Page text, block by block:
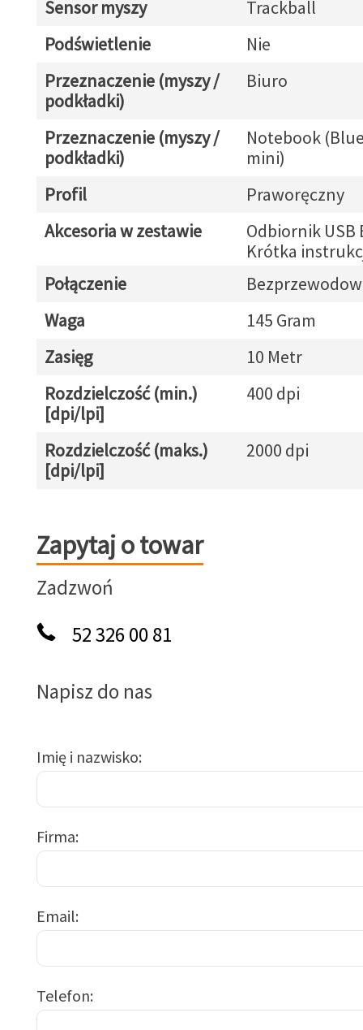
Sensor myszy
Trackball
Podświetlenie
Nie
Przeznaczenie (myszy /
podkładki)
Biuro
Przeznaczenie (myszy /
podkładki)
Notebook
mini)
Profil
Praworęczny
Akcesoria w zestawie
Odbiornik USB
Krótka
Połączenie
Waga
145 Gram
Zasięg
10 Metr
Rozdzielczość (min.)
[dpi/lpi]
400 dpi
Rozdzielczość (maks.)
[dpi/lpi]
2000 dpi
Zapytaj o towar
Zapytaj o towar
Zadzwoń
52 326 00 81
Napisz do nas
Imię i nazwisko
Firma
Email
Telefon